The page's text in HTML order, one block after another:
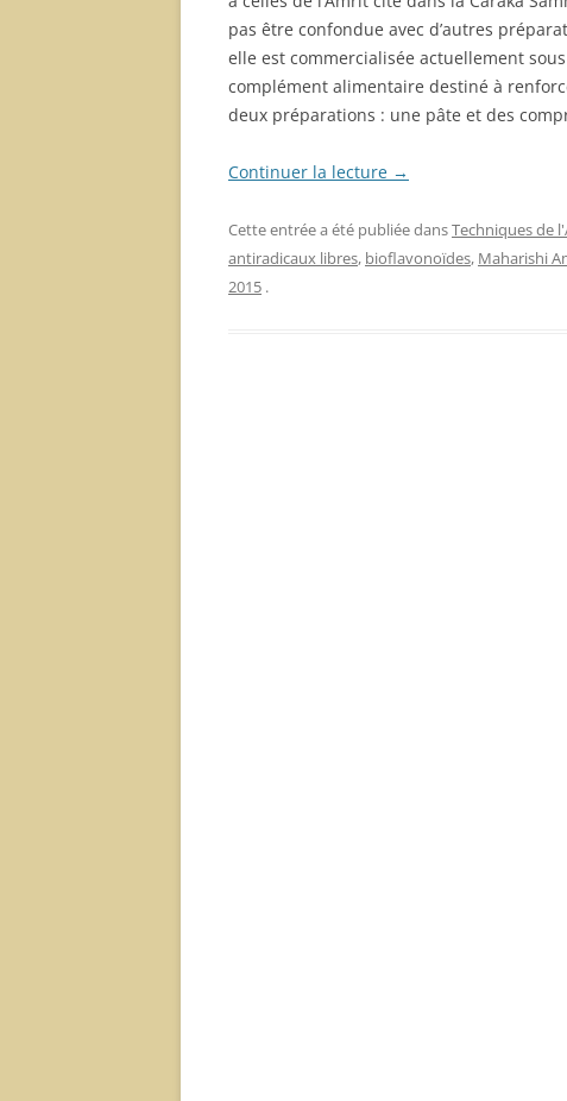
pas être confondue avec d’autres
elle est commercialisée actuellement
complément alimentaire destiné à
deux préparations : une pâte et des
Continuer la lecture →
Cette entrée a été publiée dansTechniques de
antiradicaux libres, bioflavonoïdes, Maharishi
2015 .